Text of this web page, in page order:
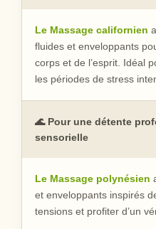
Le Massage californien
fluides et enveloppants
corps et de l’esprit. Idéal
les périodes de stress
🌊 Pour une détente
sensorielle
Le Massage polynésien
et enveloppants inspirés
tensions et profiter d’un